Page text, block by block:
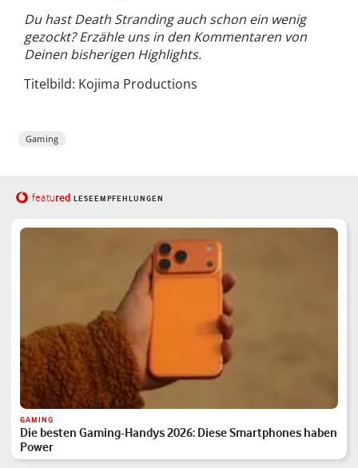
Du hast Death Stranding auch schon ein wenig
gezockt? Erzähle uns in den Kommentaren von
Deinen bisherigen Highlights.
Titelbild: Kojima Productions
Gaming
featured LESEEMPFEHLUNGEN
GAMING
Die besten Gaming-Handys 2026: Diese Smartphones haben
Power